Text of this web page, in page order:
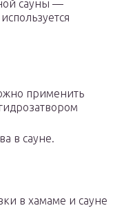
сауны —
применить
в сауне.
в хамаме и сауне